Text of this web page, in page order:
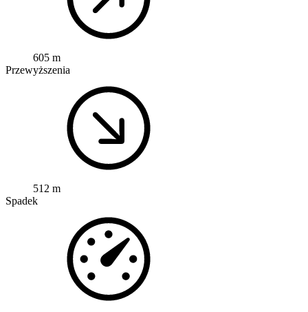
605 m
Przewyższenia
512 m
Spadek